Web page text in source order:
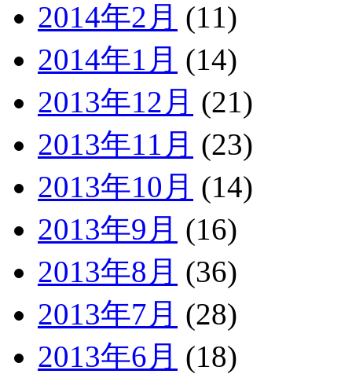
2014年2月 (11)
2014年1月 (14)
2013年12月 (21)
2013年11月 (23)
2013年10月 (14)
2013年9月 (16)
2013年8月 (36)
2013年7月 (28)
2013年6月 (18)